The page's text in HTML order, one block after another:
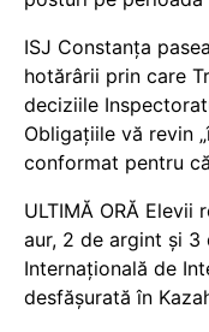
ISJ Constanța
hotărârii prin care
deciziile
Obligațiile vă revin
conformat pentru
ULTIMĂ ORĂ
aur, 2 de argint și 3
Internațională de
desfășurată în